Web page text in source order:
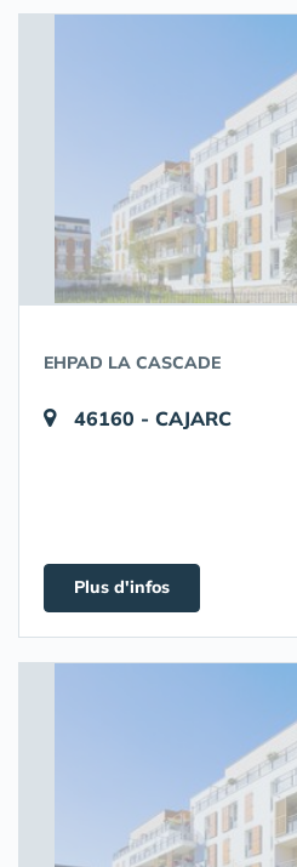
EHPAD LA CASCADE
46160 - CAJARC
Plus d'infos